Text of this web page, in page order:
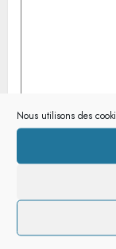
Nous utilisons des